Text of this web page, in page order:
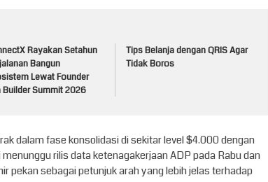
Rayakan Setahun
Bangun
Lewat Founder
Builder Summit 2026
Tips Belanja dengan QRIS Agar
Tidak Boros
dalam fase konsolidasi di sekitar level $4.000 dengan
rilis data ketenagakerjaan ADP pada Rabu dan
pekan sebagai petunjuk arah yang lebih jelas terhadap